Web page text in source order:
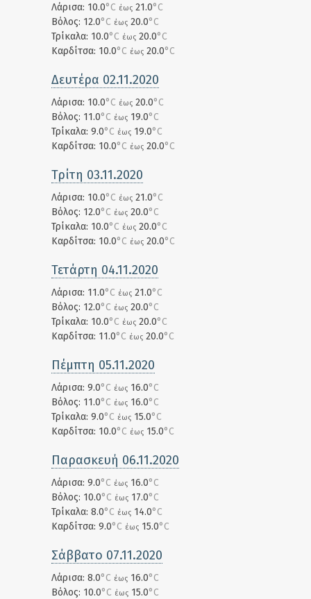
Λάρισα: 10.0°C έως 21.0°C
Βόλος: 12.0°C έως 20.0°C
Τρίκαλα: 10.0°C έως 20.0°C
Καρδίτσα: 10.0°C έως 20.0°C
Δευτέρα 02.11.2020
Λάρισα: 10.0°C έως 20.0°C
Βόλος: 11.0°C έως 19.0°C
Τρίκαλα: 9.0°C έως 19.0°C
Καρδίτσα: 10.0°C έως 20.0°C
Τρίτη 03.11.2020
Λάρισα: 10.0°C έως 21.0°C
Βόλος: 12.0°C έως 20.0°C
Τρίκαλα: 10.0°C έως 20.0°C
Καρδίτσα: 10.0°C έως 20.0°C
Τετάρτη 04.11.2020
Λάρισα: 11.0°C έως 21.0°C
Βόλος: 12.0°C έως 20.0°C
Τρίκαλα: 10.0°C έως 20.0°C
Καρδίτσα: 11.0°C έως 20.0°C
Πέμπτη 05.11.2020
Λάρισα: 9.0°C έως 16.0°C
Βόλος: 11.0°C έως 16.0°C
Τρίκαλα: 9.0°C έως 15.0°C
Καρδίτσα: 10.0°C έως 15.0°C
Παρασκευή 06.11.2020
Λάρισα: 9.0°C έως 16.0°C
Βόλος: 10.0°C έως 17.0°C
Τρίκαλα: 8.0°C έως 14.0°C
Καρδίτσα: 9.0°C έως 15.0°C
Σάββατο 07.11.2020
Λάρισα: 8.0°C έως 16.0°C
Βόλος: 10.0°C έως 15.0°C